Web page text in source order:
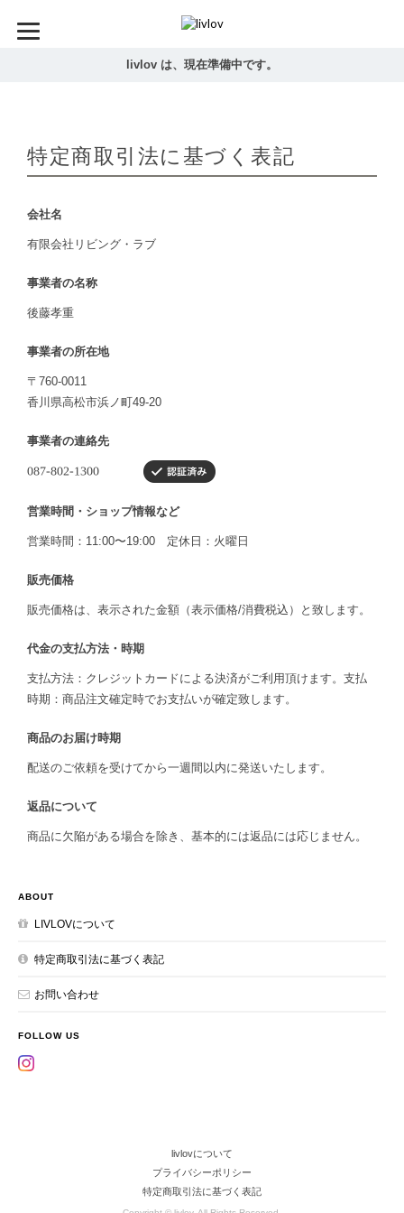
livlov は、現在準備中です。
特定商取引法に基づく表記
会社名
有限会社リビング・ラブ
事業者の名称
後藤孝重
事業者の所在地
〒760-0011
香川県高松市浜ノ町49-20
事業者の連絡先
営業時間・ショップ情報など
営業時間：11:00〜19:00 定休日：火曜日
販売価格
販売価格は、表示された金額（表示価格/消費税込）と致します。
代金の支払方法・時期
支払方法：クレジットカードによる決済がご利用頂けます。支払
時期：商品注文確定時でお支払いが確定致します。
商品のお届け時期
配送のご依頼を受けてから一週間以内に発送いたします。
返品について
商品に欠陥がある場合を除き、基本的には返品には応じません。
ABOUT
LIVLOVについて
特定商取引法に基づく表記
お問い合わせ
FOLLOW US
livlovについて
プライバシーポリシー
特定商取引法に基づく表記